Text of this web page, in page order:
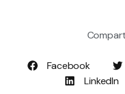
Facebook
LinkedIn